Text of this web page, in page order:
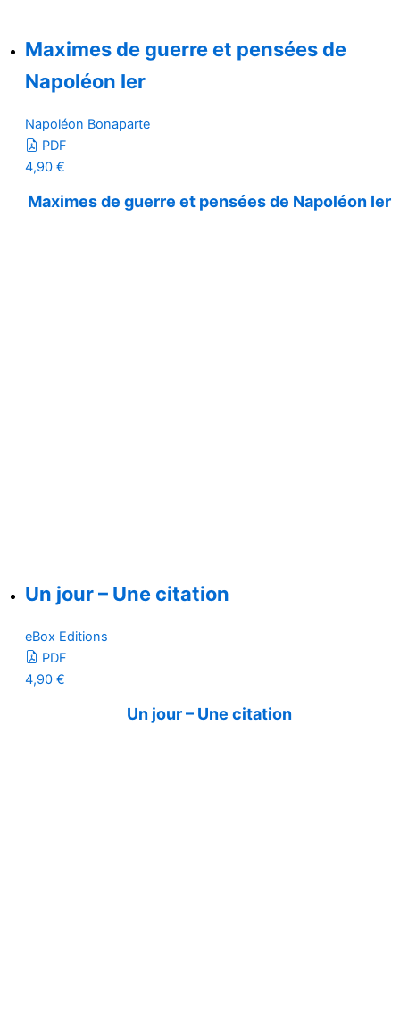
Maximes de guerre et pensées de
Napoléon Ier
Napoléon Bonaparte
PDF
4,90 €
Maximes de guerre et pensées de Napoléon Ier
Un jour – Une citation
eBox Editions
PDF
4,90 €
Un jour – Une citation